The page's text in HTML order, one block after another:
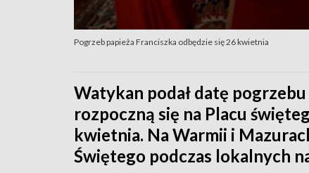
Pogrzeb papieża Franciszka odbędzie się 26 kwietnia
Watykan podał datę
rozpoczną się na Placu
kwietnia. Na Warmii i
Świętego podczas lokalnych